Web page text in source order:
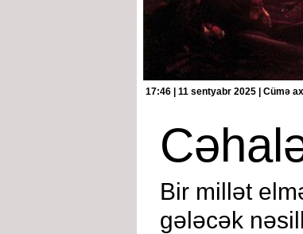
17:46 | 11 sentyabr 2025 | Cümə
Bir millət
gələcək